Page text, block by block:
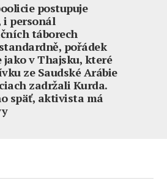
postupuje
i personál
táborech
pořádek
jako v Thajsku, které
ze Saudské Arábie
zadržali Kurda.
späť, aktivista má